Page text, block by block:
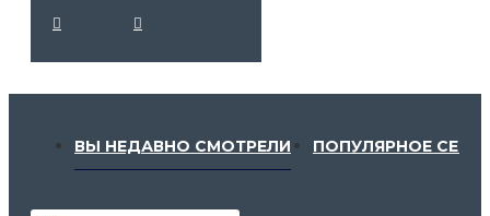
ВЫ НЕДАВНО СМОТРЕЛИ ПОПУЛЯРНОЕ